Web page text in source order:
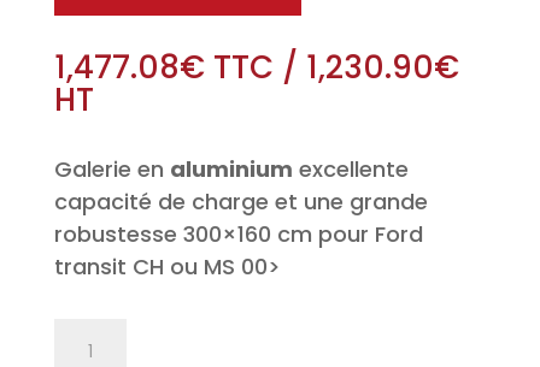
1,477.08€TTC / 1,230.90€
HT
Galerie en aluminium excellente
capacité de charge et une grande
robustesse 300×160 cm pour Ford
transit CH ou MS 00>